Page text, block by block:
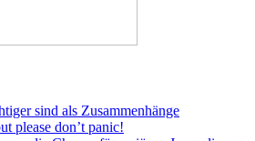
sind als Zusammenhänge
please don’t panic!